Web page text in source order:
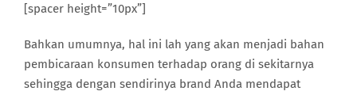
[spacer height=”10px”]
Bahkan umumnya, hal ini lah yang akan menjadi bahan
pembicaraan konsumen terhadap orang di sekitarnya
sehingga dengan sendirinya brand Anda mendapat